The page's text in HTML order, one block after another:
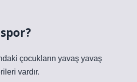
çocukların yavaş yavaş
vardır.